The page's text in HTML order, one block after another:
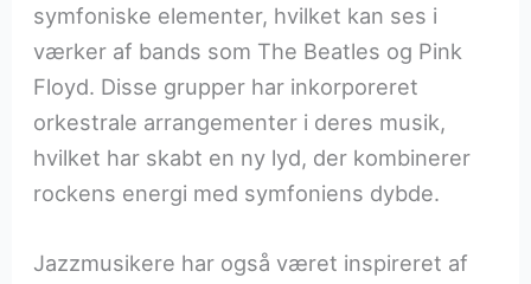
symfoniske elementer, hvilket kan ses i
værker af bands som The Beatles og Pink
Floyd. Disse grupper har inkorporeret
orkestrale arrangementer i deres musik,
hvilket har skabt en ny lyd, der kombinerer
rockens energi med symfoniens dybde.
Jazzmusikere har også været inspireret af